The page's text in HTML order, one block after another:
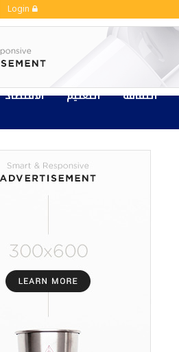
الثقافة التعليم
الاقتصاد